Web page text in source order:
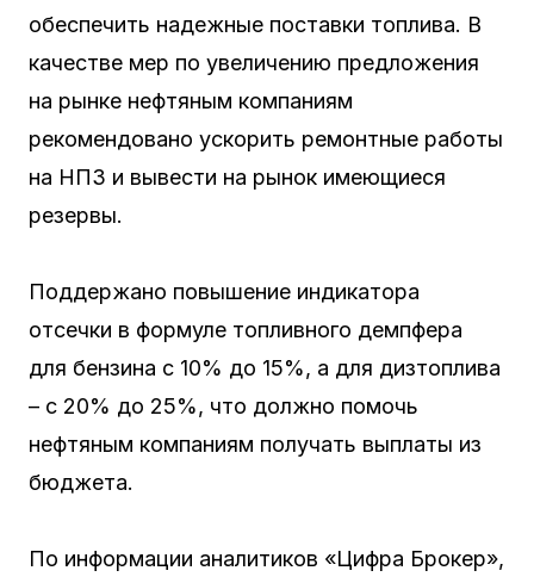
обеспечить надежные поставки топлива. В
качестве мер по увеличению предложения
на рынке нефтяным компаниям
рекомендовано ускорить ремонтные работы
на НПЗ и вывести на рынок имеющиеся
резервы.
Поддержано повышение индикатора
отсечки в формуле топливного демпфера
для бензина с 10% до 15%, а для дизтоплива
– с 20% до 25%, что должно помочь
нефтяным компаниям получать выплаты из
бюджета.
По информации аналитиков «Цифра Брокер»,